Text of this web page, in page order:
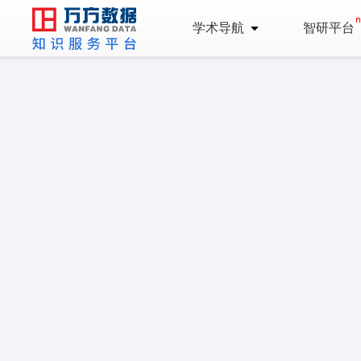
学术导航 智研平台